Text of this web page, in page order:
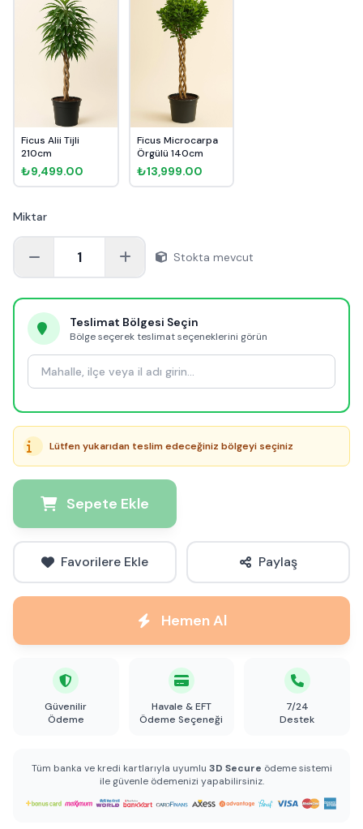
Ficus Alii Tijli
210cm
₺9,499.00
Ficus Microcarpa
Örgülü 140cm
₺13,999.00
Miktar
1 Stokta mevcut
Teslimat Bölgesi Seçin
Bölge seçerek teslimat seçeneklerini görün
Lütfen yukarıdan teslim edeceğiniz bölgeyi seçiniz
Sepete Ekle
Favorilere Ekle Paylaş
Hemen Al
Güvenilir
Ödeme
Havale & EFT
Ödeme Seçeneği
7/24
Destek
Tüm banka ve kredi kartlarıyla uyumlu 3D Secure ödeme sistemi
ile güvenle ödemenizi yapabilirsiniz.